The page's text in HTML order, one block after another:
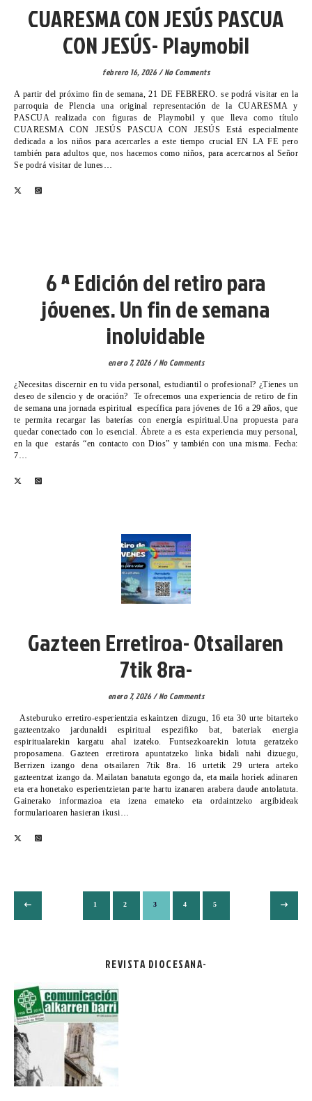
CUARESMA CON JESÚS PASCUA
CON JESÚS- Playmobil
febrero 16, 2026/No Comments
A partir del próximo fin de semana, 21 DE FEBRERO. se podrá visitar en la
parroquia de Plencia una original representación de la CUARESMA y
PASCUA realizada con figuras de Playmobil y que lleva como título
CUARESMA CON JESÚS PASCUA CON JESÚS Está especialmente
dedicada a los niños para acercarles a este tiempo crucial EN LA FE pero
también para adultos que, nos hacemos como niños, para acercarnos al Señor
Se podrá visitar de lunes…
6 ª Edición del retiro para
jóvenes. Un fin de semana
inolvidable
enero 7, 2026/No Comments
¿Necesitas discernir en tu vida personal, estudiantil o profesional? ¿Tienes un
deseo de silencio y de oración? Te ofrecemos una experiencia de retiro de fin
de semana una jornada espiritual específica para jóvenes de 16 a 29 años, que
te permita recargar las baterías con energía espiritual.Una propuesta para
quedar conectado con lo esencial. Ábrete a es esta experiencia muy personal,
en la que estarás “en contacto con Dios” y también con una misma. Fecha:
7…
Gazteen Erretiroa- Otsailaren
7tik 8ra-
enero 7, 2026/No Comments
Asteburuko erretiro-esperientzia eskaintzen dizugu, 16 eta 30 urte bitarteko
gazteentzako jardunaldi espiritual espezifiko bat, bateriak energia
espiritualarekin kargatu ahal izateko. Funtsezkoarekin lotuta geratzeko
proposamena. Gazteen erretirora apuntatzeko linka bidali nahi dizuegu,
Berrizen izango dena otsailaren 7tik 8ra. 16 urtetik 29 urtera arteko
gazteentzat izango da. Mailatan banatuta egongo da, eta maila horiek adinaren
eta era honetako esperientzietan parte hartu izanaren arabera daude antolatuta.
Gainerako informazioa eta izena emateko eta ordaintzeko argibideak
formularioaren hasieran ikusi…
1 2 3 4 5
REVISTA DIOCESANA-